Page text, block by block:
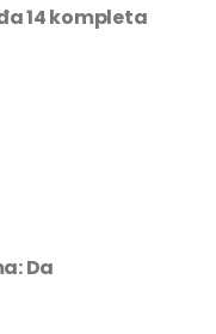
14 kompleta
Da